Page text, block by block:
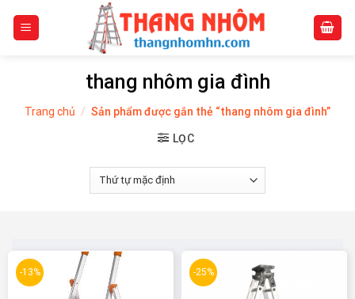
thang nhôm gia đình
Trang chủ / Sản phẩm được gắn thẻ “thang nhôm gia đình”
LỌC
-13% -25%